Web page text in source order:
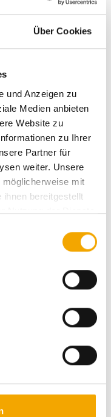
Über Cookies
und Anzeigen zu
Medien anbieten
Website zu
zu Ihrer
Partner für
weiter. Unsere
mit
bereitgestellt
Nutzung der Dienste